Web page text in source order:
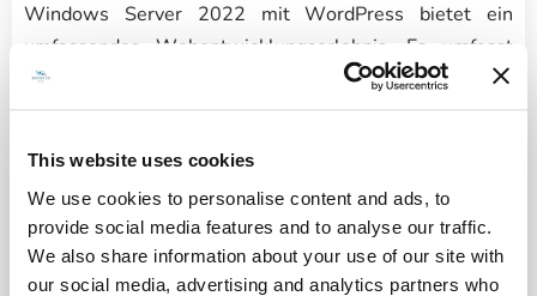
This website uses cookies
We use cookies to personalise content and ads, to
provide social media features and to analyse our traffic.
We also share information about your use of our site with
our social media, advertising and analytics partners who
Windows Server 2022 mit WordPress bietet ein
umfassendes Webentwicklungserlebnis. Es umfasst
MySQL für effiziente Datenspeicherung, IIS für
leistungsstarkes Webhosting, PHP für dynamische
Dateiübertragungen. Es handelt sich um eine
gebrauchsfertige Lösung für Ihre Webhosting-
Anforderungen.